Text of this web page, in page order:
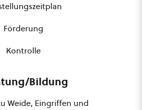
Förderung
Kontrolle
Bildung
Weide, Eingriffen und